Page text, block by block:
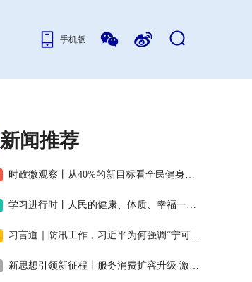
手机版
新闻推荐
时政微观察丨从40%的新目标看全民健身事业高质量发展
学习进行时丨人民的健康、体质、幸福一脉相承
习言道｜防汛工作，习近平为何强调“宁可十防九空”？
新思想引领新征程丨服务消费扩容升级 激发内需新活力